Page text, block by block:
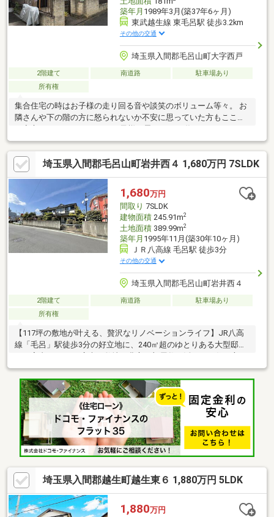
築年月 1989年3月(築37年6ヶ月)
東武越生線 東毛呂駅 徒歩3.2km
その他の交通
埼玉県入間郡毛呂山町大字西戸
2階建て 南道路
駐車場あり
所有権
集合住宅の時はお子様の走り回る音や談笑のボリューム等々。 お
隣さんや下の階の方に怒られないか不安に思っていた方もここな
か？【弊社では以下の５つをお客様にお約束いたします】 1.物件
の善し悪しは全て正直にお話しします。 2.無理な売り込みや契約
の催促、突然の訪問等、しつこい営業は一切行いません。 3.契約
したら終わりではなくお引き渡し後、お引越し後もお客様のパー
トナーであること。 4.ウソやおとり広告は一切使いません。(デー
タ更新は迅速に行います。） 5.お客様の個人情報は細心の注意を
払って取り扱いします。
埼玉県入間郡毛呂山町岩井西４ 1,680万円 7SLDK
1,680万円
間取り 7SLDK
建物面積245.91m2
土地面積389.99m2
築年月 1995年11月(築30年10ヶ月)
ＪＲ八高線 毛呂駅 徒歩3分
その他の交通
埼玉県入間郡毛呂山町岩井西４
2階建て 南道路
駐車場あり
所有権
【117坪の敷地が叶える、贅沢なリノベーションライフ】JR八高
線「毛呂」駅徒歩3分の好立地に、240㎡超のゆとりある大型邸宅
こだわりを形にできるポテンシャルを秘めた物件です。・駅近の
利便性：駅まで徒歩3分の近さながら、117坪超の敷地でゆとりあ
る暮らしを実現。・趣味が広がる地下室付：シアタールームや書
斎、収納など、多目的に使える地下室を完備しています。・開放
感あふれる7LDK：2世帯住宅や、リモートワーク部屋を確保した
い方にも十分な広さです。
埼玉県入間郡越生町越生東６ 1,880万円 5LDK
1,880万円